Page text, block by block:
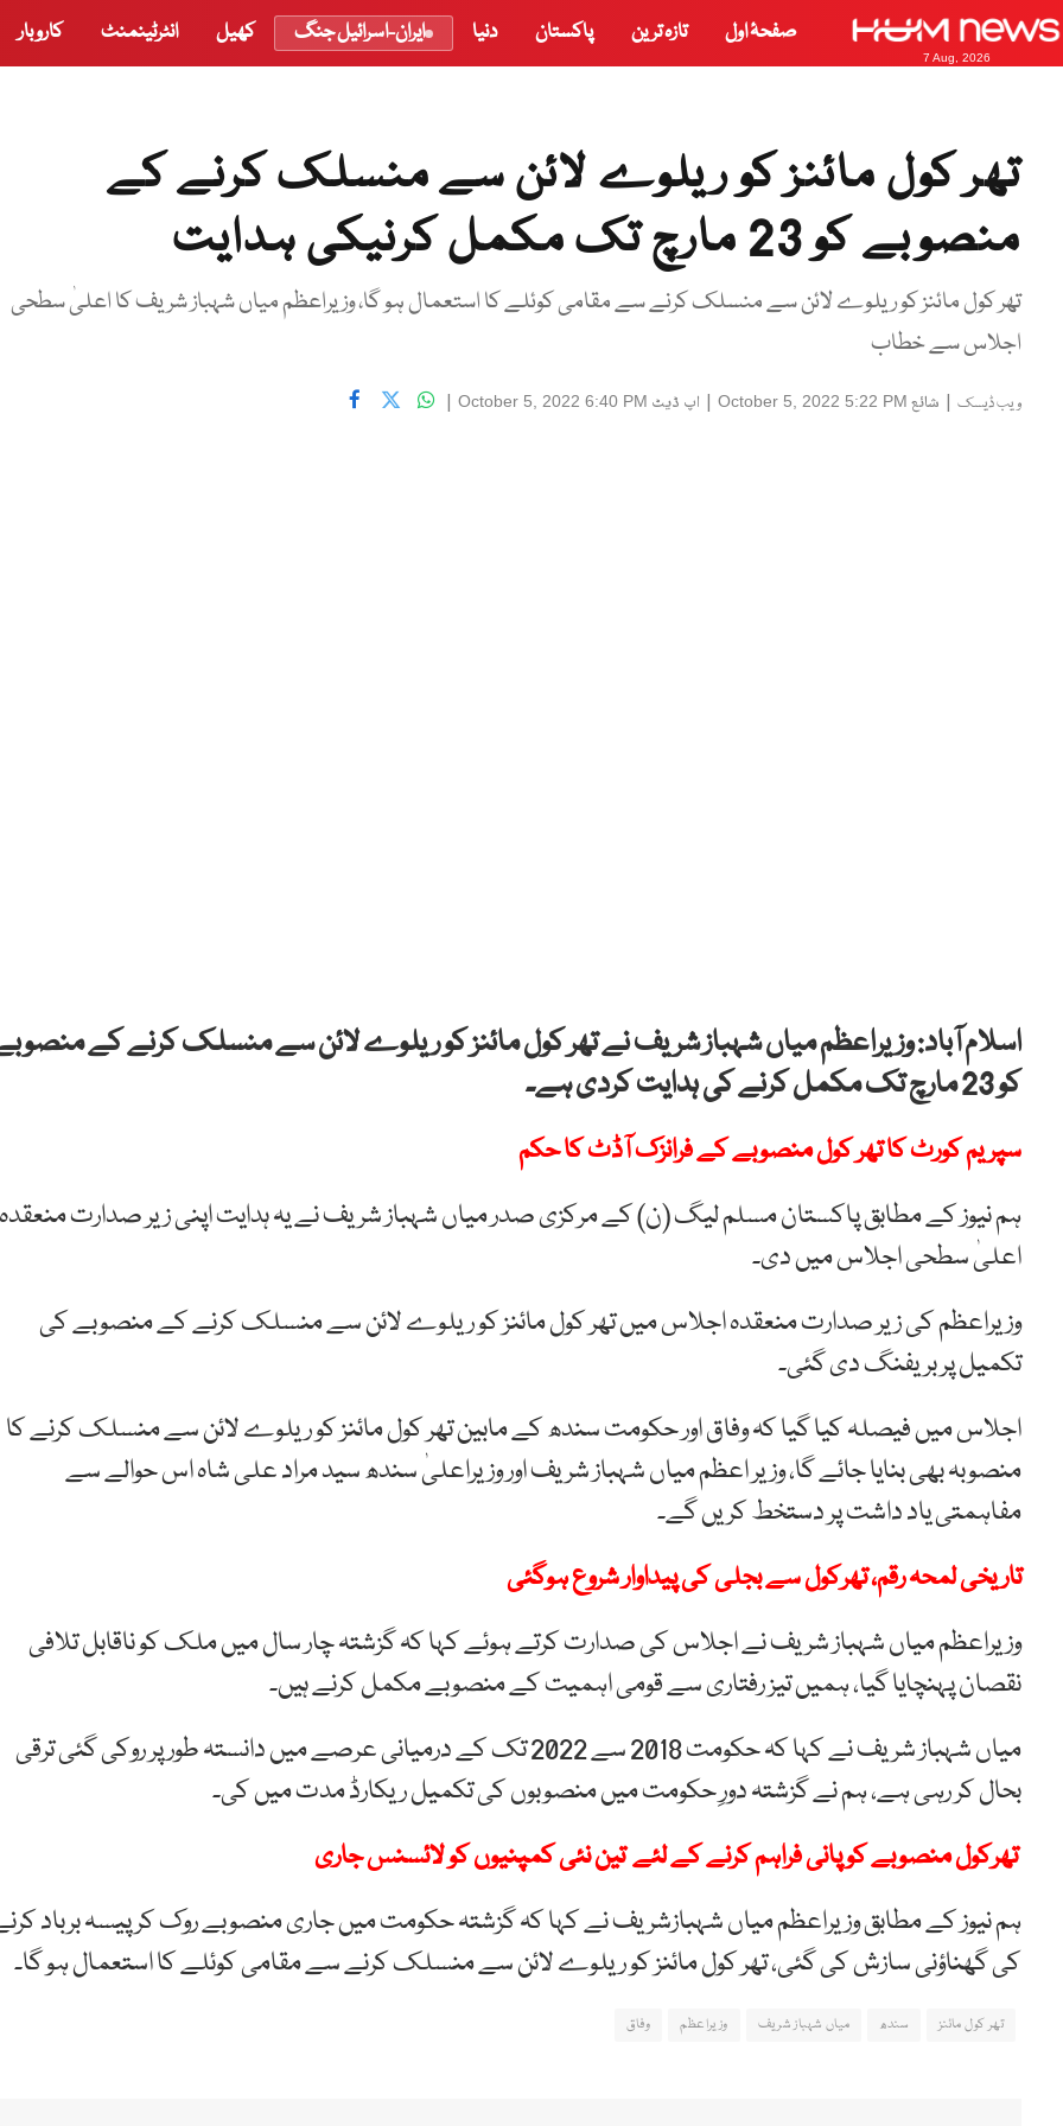
7 Aug, 2026
صفحۂ اول تازہ ترین پاکستان دنیا ایران-اسرائیل جنگ کھیل انٹرٹینمنٹ کاروبار
تھر کول مائنز کو ریلوے لائن سے منسلک کرنے کے
منصوبے کو 23 مارچ تک مکمل کرنیکی ہدایت
تھر کول مائنز کو ریلوے لائن سے منسلک کرنے سے مقامی کوئلے کا استعمال ہو گا، وزیراعظم میاں شہباز شریف کا اعلیٰ سطحی
اجلاس سے خطاب
ویب ڈیسک | شائع October 5, 2022 5:22 PM
| اپ ڈیٹ October 5, 2022 6:40 PM
|
اسلام آباد: وزیراعظم میاں شہباز شریف نے تھر کول مائنز کو ریلوے لائن سے منسلک کرنے کے
کو 23 مارچ تک مکمل کرنے کی ہدایت کردی ہے۔
سپریم کورٹ کا تھر کول منصوبے کے فرانزک آڈٹ کا حکم
ہم نیوز کے مطابق پاکستان مسلم لیگ (ن) کے مرکزی صدر میاں شہباز شریف نے یہ ہدایت اپنی زیر صدارت منعقدہ
اعلیٰ سطحی اجلاس میں دی۔
وزیراعظم کی زیر صدارت منعقدہ اجلاس میں تھر کول مائنز کو ریلوے لائن سے منسلک کرنے کے منصوبے کی
تکمیل پر بریفنگ دی گئی۔
اجلاس میں فیصلہ کیا گیا کہ وفاق اور حکومت سندھ کے مابین تھر کول مائنز کو ریلوے لائن سے منسلک کرنے کا
منصوبہ بھی بنایا جائے گا، وزیر اعظم میاں شہباز شریف اور وزیراعلیٰ سندھ سید مراد علی شاہ اس حوالے سے
مفاہمتی یاد داشت پر دستخط کریں گے۔
تاریخی لمحہ رقم، تھرکول سے بجلی کی پیداوار شروع ہوگئی
وزیراعظم میاں شہباز شریف نے اجلاس کی صدارت کرتے ہوئے کہا کہ گزشتہ چار سال میں ملک کو ناقابل تلافی
نقصان پہنچایا گیا، ہمیں تیز رفتاری سے قومی اہمیت کے منصوبے مکمل کرنے ہیں۔
میاں شہباز شریف نے کہا کہ حکومت 2018 سے 2022 تک کے درمیانی عرصے میں دانستہ طور پر روکی گئی ترقی
بحال کر رہی ہے، ہم نے گزشتہ دورِ حکومت میں منصوبوں کی تکمیل ریکارڈ مدت میں کی۔
تھرکول منصوبے کو پانی فراہم کرنے کے لئے تین نئی کمپنیوں کو لائسنس جاری
ہم نیوز کے مطابق وزیراعظم میاں شہبازشریف نے کہا کہ گزشتہ حکومت میں جاری منصوبے روک کر پیسہ برباد
کی گھناؤنی سازش کی گئی، تھر کول مائنز کو ریلوے لائن سے منسلک کرنے سے مقامی کوئلے کا استعمال ہو گا۔
تھر کول مائنز سندھ میاں شہباز شریف وزیراعظم وفاق